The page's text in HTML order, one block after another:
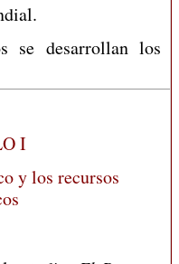
se desarrollan los
I
y los recursos